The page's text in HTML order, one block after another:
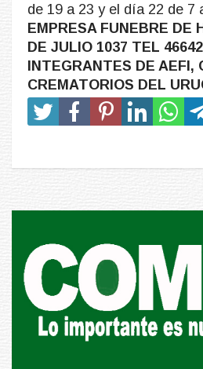
de 19 a 23 y el día 22 de 7
EMPRESA FUNEBRE DE
DE JULIO 1037 TEL
INTEGRANTES DE AEFI,
CREMATORIOS DEL